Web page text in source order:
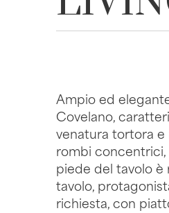
Ampio ed
Covelano,
venatura tortora e
rombi
piede del tavolo è
tavolo,
richiesta, con